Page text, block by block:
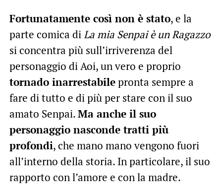
Fortunatamente così non è stato, e la
parte comica diLa mia Senpai è un Ragazzo
si concentra più sull’irriverenza del
personaggio di Aoi, un vero e proprio
tornado inarrestabilepronta sempre a
fare di tutto e di più per stare con il suo
amato Senpai.Ma anche il suo
personaggio nasconde tratti più
profondi, che mano mano vengono fuori
all’interno della storia. In particolare, il suo
rapporto con l’amore e con la madre.